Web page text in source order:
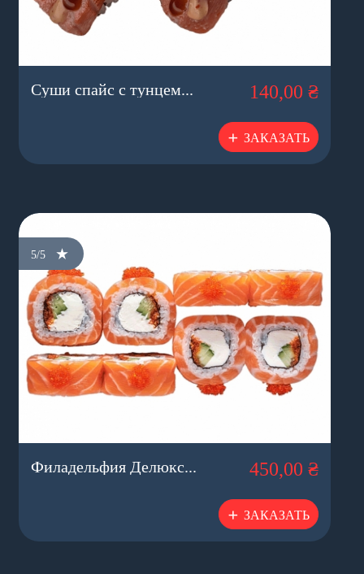
ЗАКАЗАТЬ
140,00 ₴
Суши спайс с тунцем...
5/5
ЗАКАЗАТЬ
450,00 ₴
Филадельфия Делюкс...